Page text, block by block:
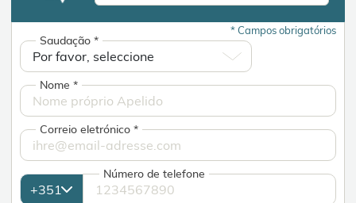
*Campos obrigatórios
Saudação*
Nome*
Correio eletrónico*
Número de telefone